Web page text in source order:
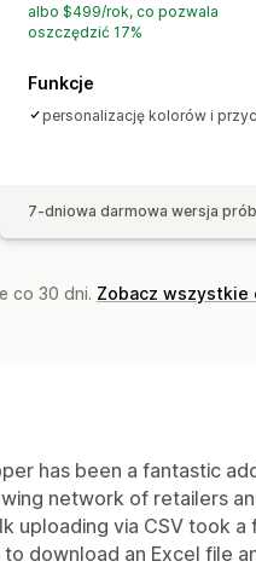
albo $499/rok, co pozwala
oszczędzić 17%
Funkcje
personalizację kolorów i
7-dniowa darmowa wersja
co 30 dni. Zobacz wszystkie
has been a fantastic
network of retailers
uploading via CSV took
download an Excel file